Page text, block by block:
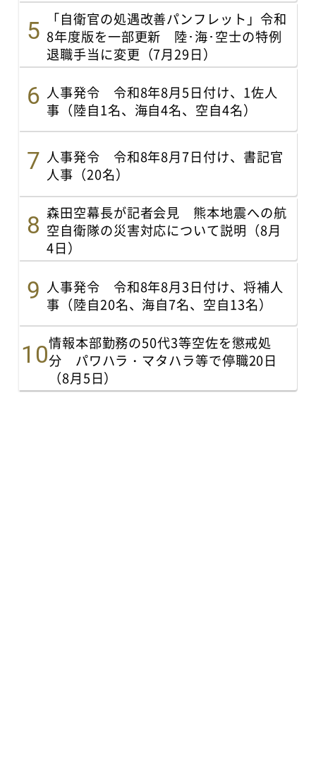
「自衛官の処遇改善パンフレット」令和
8年度版を一部更新 陸･海･空士の特例
退職手当に変更（7月29日）
人事発令 令和8年8月5日付け、1佐人
事（陸自1名、海自4名、空自4名）
人事発令 令和8年8月7日付け、書記官
人事（20名）
森田空幕長が記者会見 熊本地震への航
空自衛隊の災害対応について説明（8月
4日）
人事発令 令和8年8月3日付け、将補人
事（陸自20名、海自7名、空自13名）
情報本部勤務の50代3等空佐を懲戒処
分 パワハラ・マタハラ等で停職20日
（8月5日）